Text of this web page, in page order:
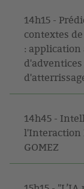
14h15 -
contextes
: application
14h45 -
l'Interaction
GOMEZ